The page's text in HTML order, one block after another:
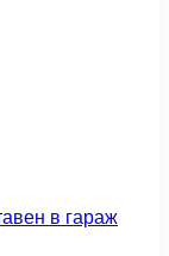
в гараж